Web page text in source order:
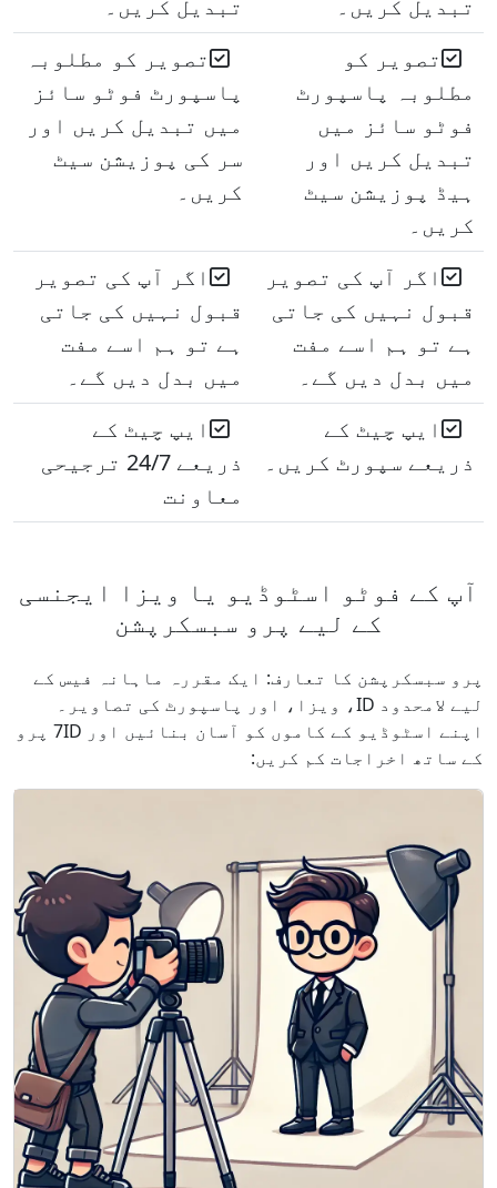
تبدیل کریں۔
تبدیل کریں۔
تصویر کو
مطلوبہ پاسپورٹ
فوٹو سائز میں
تبدیل کریں اور
ہیڈ پوزیشن سیٹ
کریں۔
تصویر کو مطلوبہ
پاسپورٹ فوٹو سائز
میں تبدیل کریں اور
سر کی پوزیشن سیٹ
کریں۔
اگر آپ کی تصویر
قبول نہیں کی جاتی
ہے تو ہم اسے مفت
میں بدل دیں گے۔
اگر آپ کی تصویر
قبول نہیں کی جاتی
ہے تو ہم اسے مفت
میں بدل دیں گے۔
ایپ چیٹ کے
ذریعے سپورٹ کریں۔
ایپ چیٹ کے
ذریعے 24/7 ترجیحی
معاونت
آپ کے فوٹو اسٹوڈیو یا ویزا ایجنسی
کے لیے پرو سبسکرپشن
پرو سبسکرپشن کا تعارف: ایک مقررہ ماہانہ فیس کے
لیے لامحدود ID، ویزا، اور پاسپورٹ کی تصاویر۔
اپنے اسٹوڈیو کے کاموں کو آسان بنائیں اور 7ID پرو
کے ساتھ اخراجات کم کریں: